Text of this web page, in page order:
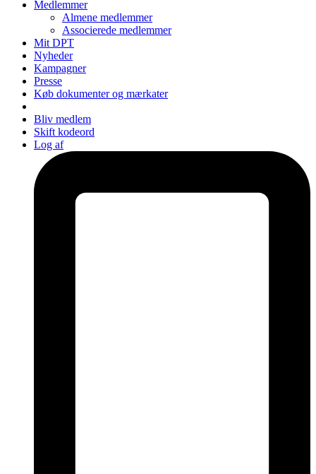
Medlemmer
Almene medlemmer
Associerede medlemmer
Mit DPT
Nyheder
Kampagner
Presse
Køb dokumenter og mærkater
Bliv medlem
Skift kodeord
Log af